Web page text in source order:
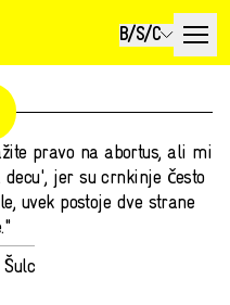
B/S/C
pravo na abortus, ali mi
jer su crnkinje često
uvek postoje dve strane